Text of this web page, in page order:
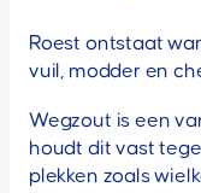
Roest ontstaat
vuil, modder en
Wegzout is een
houdt dit vast
plekken zoals